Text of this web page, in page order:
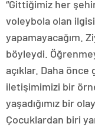
“Gittiğimiz her
voleybola olan
yapamayacağım.
böyleydi.
açıklar. Daha
iletişimimizi bir
yaşadığımız bir
Çocuklardan biri